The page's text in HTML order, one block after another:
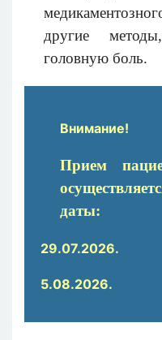
другие
головную боль.
Внимание!
Прием
даты:
29.07.2026.
5.08.2026.